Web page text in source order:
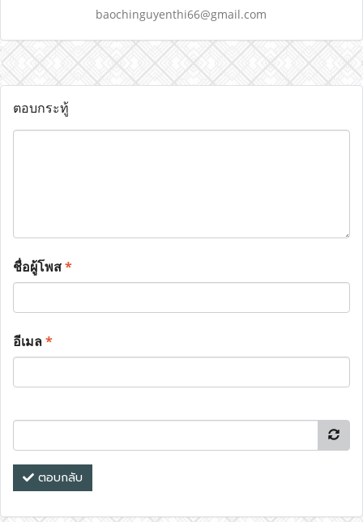
baochinguyenthi66@gmail.com
ตอบกระทู้
ชื่อผู้โพส*
อีเมล*
ตอบกลับ